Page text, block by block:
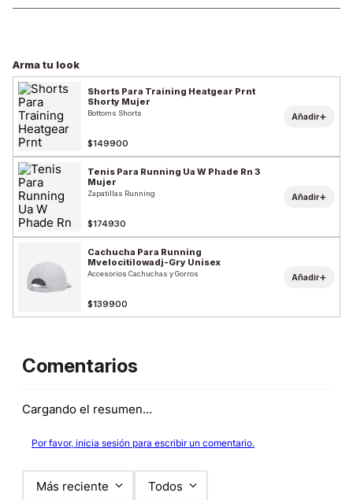
Arma tu look
Shorts Para Training Heatgear Prnt
Shorty Mujer
Bottoms Shorts
$149900
Añadir+
Tenis Para Running Ua W Phade Rn 3
Mujer
Zapatillas Running
$174930
Añadir+
Cachucha Para Running
Mvelocitilowadj-Gry Unisex
Accesorios Cachuchas y Gorros
$139900
Añadir+
Comentarios
Cargando el resumen…
Por favor, inicia sesión para escribir un comentario.
Más reciente Todos